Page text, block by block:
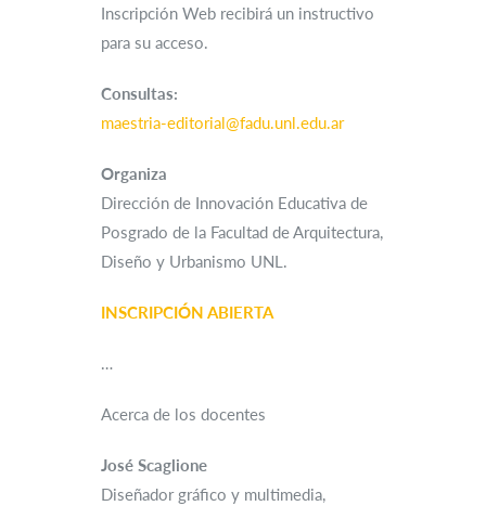
Inscripción Web recibirá un instructivo
para su acceso.
Consultas:
maestria-editorial@fadu.unl.edu.ar
Organiza
Dirección de Innovación Educativa de
Posgrado de la Facultad de Arquitectura,
Diseño y Urbanismo UNL.
INSCRIPCIÓN ABIERTA
…
Acerca de los docentes
José Scaglione
Diseñador gráfico y multimedia,